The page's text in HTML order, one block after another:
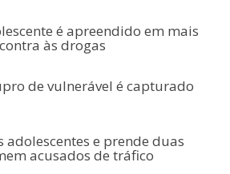
é apreendido em mais
às drogas
de vulnerável é capturado
adolescentes e prende duas
acusados de tráfico